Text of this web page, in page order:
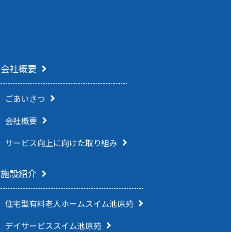
会社概要
ごあいさつ
会社概要
サービス向上に向けた取り組み
施設紹介
住宅型有料老人ホームスイム池原苑
デイサービススイム池原苑